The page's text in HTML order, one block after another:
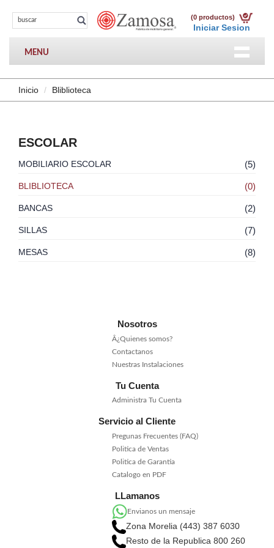
(0 productos)
Iniciar Sesion
MENU
Inicio Bliblioteca
ESCOLAR
MOBILIARIO ESCOLAR (5)
BLIBLIOTECA (0)
BANCAS (2)
SILLAS (7)
MESAS (8)
Nosotros
Â¿Quienes somos?
Contactanos
Nuestras Instalaciones
Tu Cuenta
Administra Tu Cuenta
Servicio al Cliente
Pregunas Frecuentes (FAQ)
Politica de Ventas
Politica de Garantia
Catalogo en PDF
LLamanos
Envianos un mensaje
Zona Morelia (443) 387 6030
Resto de la Republica 800 260